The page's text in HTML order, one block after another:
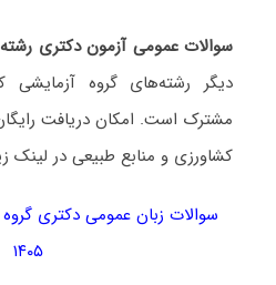
سوالات عمومی آزمون دکتری
دیگر رشته‌های گروه آزمایشی
مشترک است. امکان دریافت
کشاورزی و منابع طبیعی در لینک‌
سوالات زبان عمومی دکتری
۱۴۰۵